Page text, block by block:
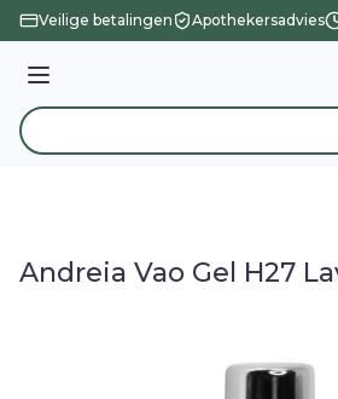
Ga naar de inhoud
Veilige betalingen Apothekersadvies
Menu
Product, merk, categorie...
Andreia Vao Gel H27